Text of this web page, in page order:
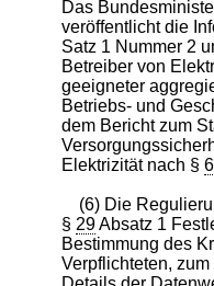
Das
veröffentlicht die
Satz 1 Nummer 2
Betreiber von
geeigneter
Betriebs- und
dem Bericht zum
Elektrizität nach §
(6) Die
§ 29Absatz 1
Bestimmung des
Verpflichteten,